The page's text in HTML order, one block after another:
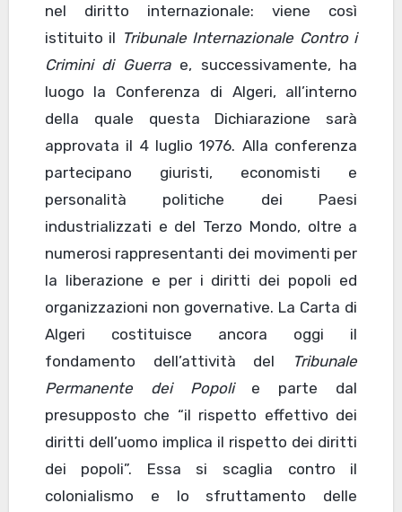
nel diritto internazionale: viene così
istituito il Tribunale Internazionale Contro i
Crimini di Guerrae, successivamente, ha
luogo la Conferenza di Algeri, all’interno
della quale questa Dichiarazione sarà
approvata il 4 luglio 1976. Alla conferenza
partecipano giuristi, economisti e
personalità politiche dei Paesi
industrializzati e del Terzo Mondo, oltre a
numerosi rappresentanti dei movimenti per
la liberazione e per i diritti dei popoli ed
organizzazioni non governative. La Carta di
Algeri costituisce ancora oggi il
fondamento dell’attività del
Tribunale
Permanente dei Popolie parte dal
presupposto che “il rispetto effettivo dei
diritti dell’uomo implica il rispetto dei diritti
dei popoli”. Essa si scaglia contro il
colonialismo e lo sfruttamento delle